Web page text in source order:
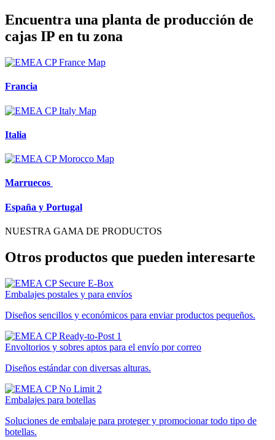
Encuentra una planta de producción de
cajas IP en tu zona
Francia
Italia
Marruecos
España y Portugal
NUESTRA GAMA DE PRODUCTOS
Otros productos que pueden interesarte
Embalajes postales y para envíos
Diseños sencillos y económicos para enviar productos pequeños.
Envoltorios y sobres aptos para el envío por correo
Diseños estándar con diversas alturas.
Embalajes para botellas
Soluciones de embalaje para proteger y promocionar todo tipo de
botellas.